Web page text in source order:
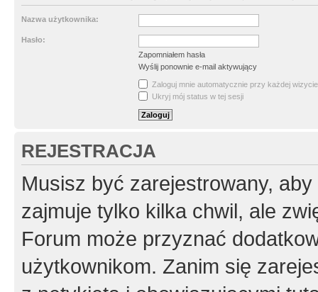
Nazwa użytkownika:
Hasło:
Zapomniałem hasła
Wyślij ponownie e-mail aktywujący
Zaloguj mnie automatycznie przy każdej wizycie
Ukryj mój status w tej sesji
REJESTRACJA
Musisz być zarejestrowany,
zajmuje tylko kilka chwil, ale
Forum może przyznać
użytkownikom. Zanim się